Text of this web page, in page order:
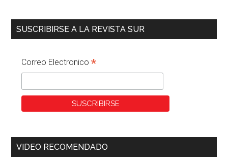
SUSCRIBIRSE A LA REVISTA SUR
Correo Electronico*
VIDEO RECOMENDADO